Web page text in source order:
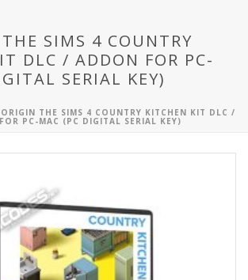
SIMS 4 COUNTRY
DLC / ADDON FOR PC-
SERIAL KEY)
ORIGIN THE SIMS 4 COUNTRY KITCHEN KIT DLC /
PC-MAC (PC DIGITAL SERIAL KEY)